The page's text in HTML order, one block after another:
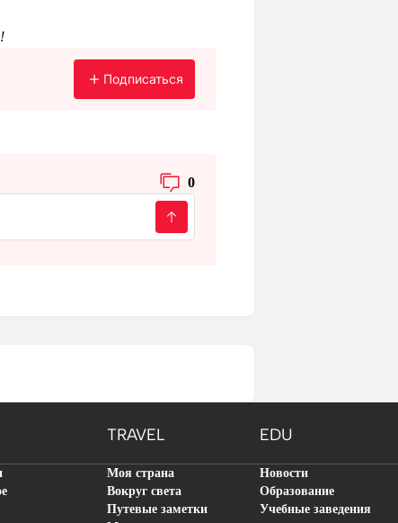
Подписаться
0
TRAVEL EDU
Моя страна
Вокруг света
Путевые заметки
Новости
Образование
Учебные заведения